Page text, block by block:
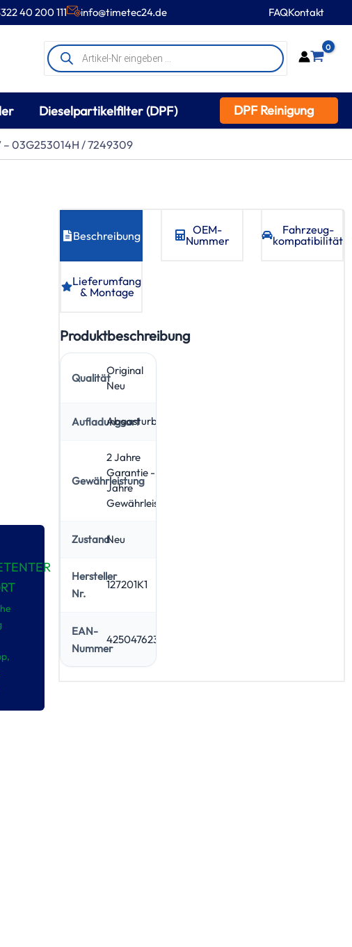
40 200 111 info@timetec24.de FAQKontakt
Products
search
0
Dieselpartikelfilter (DPF) DPF Reinigung
– 03G253014H / 7249309
Beschreibung
OEM-
Nummer
Fahrzeug­
kompatibilität
Lieferumfang
& Montage
Produktbeschreibung
Qualität
Original
Neu
AufladungsartAbgasturbolader
Gewährleistung
2 Jahre
Garantie - 5
Jahre
Gewährleistung
ZustandNeu
Hersteller
Nr.
127201K1
EAN-
Nummer
4250476233280